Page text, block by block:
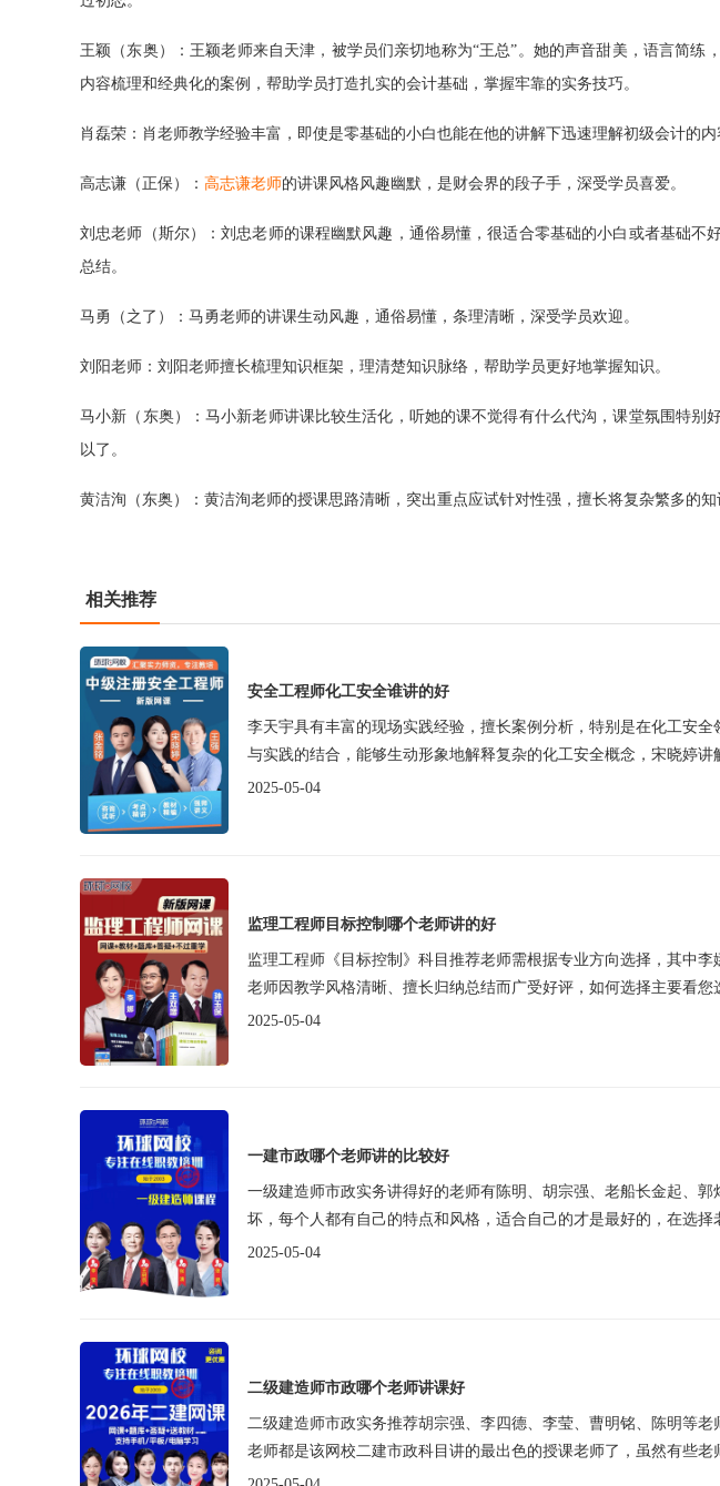
王颖（东奥）：王颖老师来自天津，被学员们亲切地称为“王总”。她的声音甜美，语言简练
内容梳理和经典化的案例，帮助学员打造扎实的会计基础，掌握牢靠的实务技巧。
肖磊荣：肖老师教学经验丰富，即使是零基础的小白也能在他的讲解下迅速理解初级会计的内
高志谦（正保）： 高志谦老师的讲课风格风趣幽默，是财会界的段子手，深受学员喜爱。
刘忠老师（斯尔）：刘忠老师的课程幽默风趣，通俗易懂，很适合零基础的小白或者基础不
总结。
马勇（之了）：马勇老师的讲课生动风趣，通俗易懂，条理清晰，深受学员欢迎。
刘阳老师：刘阳老师擅长梳理知识框架，理清楚知识脉络，帮助学员更好地掌握知识。
马小新（东奥）：马小新老师讲课比较生活化，听她的课不觉得有什么代沟，课堂氛围特别
以了。
黄洁洵（东奥）：黄洁洵老师的授课思路清晰，突出重点应试针对性强，擅长将复杂繁多的知
相关推荐
安全工程师化工安全谁讲的好
李天宇具有丰富的现场实践经验，擅长案例分析，特别是在化工安
与实践的结合，能够生动形象地解释复杂的化工安全概念‌，宋晓婷讲
2025-05-04
监理工程师目标控制哪个老师讲的好
监理工程师《目标控制》科目推荐老师需根据专业方向选择，其中
老师因教学风格清晰、擅长归纳总结而广受好评，如何选择主要看您
2025-05-04
一建市政哪个老师讲的比较好
一级建造师市政实务讲得好的老师有陈明、胡宗强、老船长金起、
坏，每个人都有自己的特点和风格，适合自己的才是最好的，在选择
2025-05-04
二级建造师市政哪个老师讲课好
二级建造师市政实务推荐胡宗强、李四德、李莹、曹明铭、陈明等
老师都是该网校二建市政科目讲的最出色的授课老师了，虽然有些老